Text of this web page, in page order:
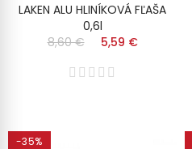
LAKEN ALU HLINÍKOVÁ FĽAŠA
0,6l
8,60 €
5,59 €
-35%